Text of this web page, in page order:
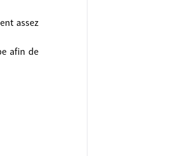
assez
afin de